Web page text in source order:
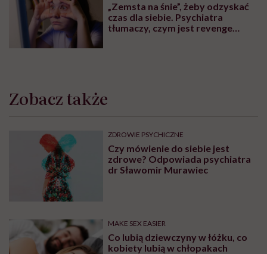
„Zemsta na śnie”, żeby odzyskać
czas dla siebie. Psychiatra
tłumaczy, czym jest revenge
Zobacz także
ZDROWIE PSYCHICZNE
Czy mówienie do siebie jest
zdrowe? Odpowiada psychiatra
dr Sławomir Murawiec
MAKE SEX EASIER
Co lubią dziewczyny w łóżku, co
kobiety lubią w chłopakach